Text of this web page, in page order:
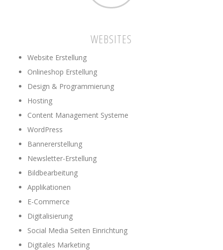
WEBSITES
Website Erstellung
Onlineshop Erstellung
Design & Programmierung
Hosting
Content Management Systeme
WordPress
Bannererstellung
Newsletter-Erstellung
Bildbearbeitung
Applikationen
E-Commerce
Digitalisierung
Social Media Seiten Einrichtung
Digitales Marketing